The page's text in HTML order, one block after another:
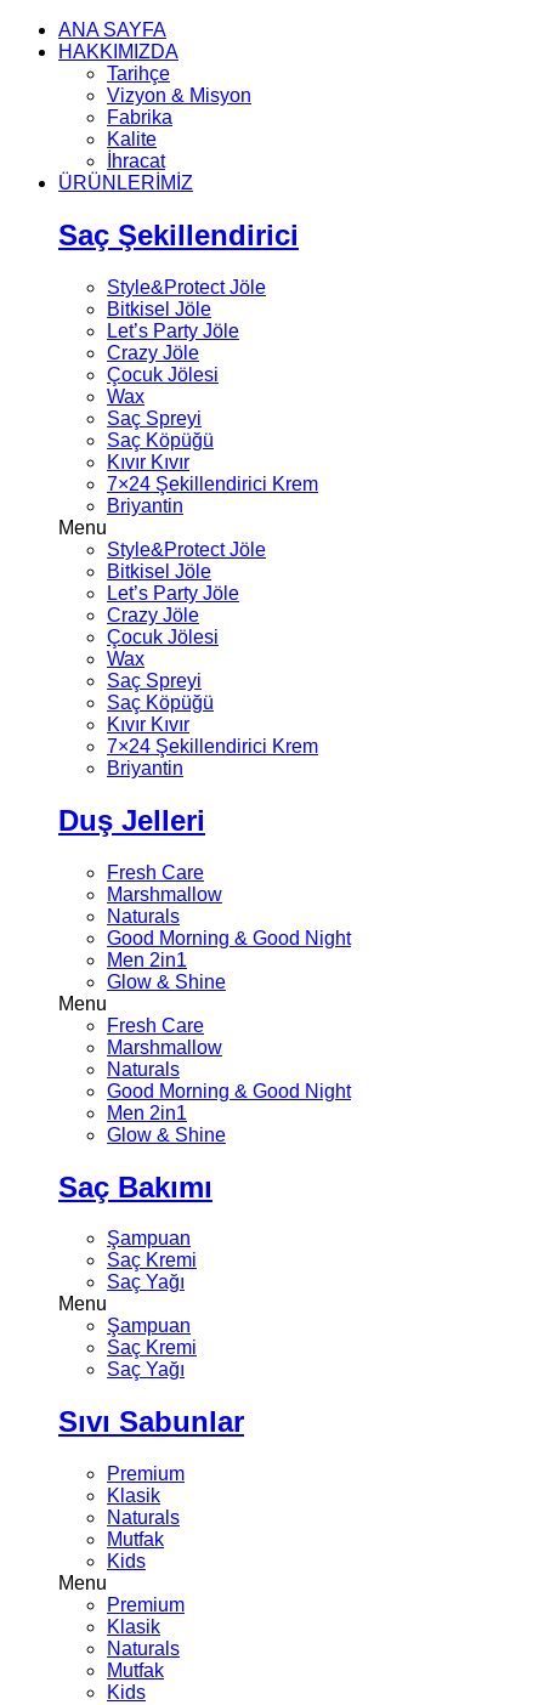
ANA SAYFA
HAKKIMIZDA
Tarihçe
Vizyon & Misyon
Fabrika
Kalite
İhracat
ÜRÜNLERİMİZ
Saç Şekillendirici
Style&Protect Jöle
Bitkisel Jöle
Let’s Party Jöle
Crazy Jöle
Çocuk Jölesi
Wax
Saç Spreyi
Saç Köpüğü
Kıvır Kıvır
7×24 Şekillendirici Krem
Briyantin
Menu
Style&Protect Jöle
Bitkisel Jöle
Let’s Party Jöle
Crazy Jöle
Çocuk Jölesi
Wax
Saç Spreyi
Saç Köpüğü
Kıvır Kıvır
7×24 Şekillendirici Krem
Briyantin
Duş Jelleri
Fresh Care
Marshmallow
Naturals
Good Morning & Good Night
Men 2in1
Glow & Shine
Menu
Fresh Care
Marshmallow
Naturals
Good Morning & Good Night
Men 2in1
Glow & Shine
Saç Bakımı
Şampuan
Saç Kremi
Saç Yağı
Menu
Şampuan
Saç Kremi
Saç Yağı
Sıvı Sabunlar
Premium
Klasik
Naturals
Mutfak
Kids
Menu
Premium
Klasik
Naturals
Mutfak
Kids